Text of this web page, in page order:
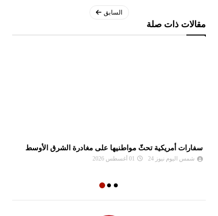
السابق
مقالات ذات صلة
سفارات أمريكية تحثّ مواطنيها على مغادرة الشرق الأوسط
شمس اليوم نيوز 24 01 أغسطس 2026